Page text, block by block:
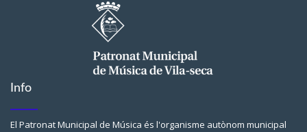
Info
El Patronat Municipal de Música és l'organisme autònom municipal